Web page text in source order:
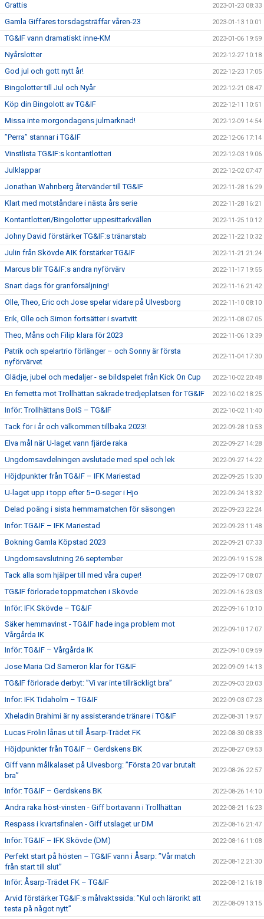
Grattis 2023-01-23 08:33
Gamla Giffares torsdagsträffar våren-23 2023-01-13 10:01
TG&IF vann dramatiskt inne-KM 2023-01-06 19:59
Nyårslotter 2022-12-27 10:18
God jul och gott nytt år! 2022-12-23 17:05
Bingolotter till Jul och Nyår 2022-12-21 08:47
Köp din Bingolott av TG&IF 2022-12-11 10:51
Missa inte morgondagens julmarknad! 2022-12-09 14:54
”Perra” stannar i TG&IF 2022-12-06 17:14
Vinstlista TG&IF:s kontantlotteri 2022-12-03 19:06
Julklappar 2022-12-02 07:47
Jonathan Wahnberg återvänder till TG&IF 2022-11-28 16:29
Klart med motståndare i nästa års serie 2022-11-28 16:21
Kontantlotteri/Bingolotter uppesittarkvällen 2022-11-25 10:12
Johny David förstärker TG&IF:s tränarstab 2022-11-22 10:32
Julin från Skövde AIK förstärker TG&IF 2022-11-21 21:24
Marcus blir TG&IF:s andra nyförvärv 2022-11-17 19:55
Snart dags för granförsäljning! 2022-11-16 21:42
Olle, Theo, Eric och Jose spelar vidare på Ulvesborg 2022-11-10 08:10
Erik, Olle och Simon fortsätter i svartvitt 2022-11-08 07:05
Theo, Måns och Filip klara för 2023 2022-11-06 13:39
Patrik och spelartrio förlänger – och Sonny är första
nyförvärvet
2022-11-04 17:30
Glädje, jubel och medaljer - se bildspelet från Kick On Cup 2022-10-02 20:48
En femetta mot Trollhättan säkrade tredjeplatsen för TG&IF 2022-10-02 18:25
Inför: Trollhättans BoIS – TG&IF 2022-10-02 11:40
Tack för i år och välkommen tillbaka 2023! 2022-09-28 10:53
Elva mål när U-laget vann fjärde raka 2022-09-27 14:28
Ungdomsavdelningen avslutade med spel och lek 2022-09-27 14:22
Höjdpunkter från TG&IF – IFK Mariestad 2022-09-25 15:30
U-laget upp i topp efter 5–0-seger i Hjo 2022-09-24 13:32
Delad poäng i sista hemmamatchen för säsongen 2022-09-23 22:24
Inför: TG&IF – IFK Mariestad 2022-09-23 11:48
Bokning Gamla Köpstad 2023 2022-09-21 07:33
Ungdomsavslutning 26 september 2022-09-19 15:28
Tack alla som hjälper till med våra cuper! 2022-09-17 08:07
TG&IF förlorade toppmatchen i Skövde 2022-09-16 23:03
Inför: IFK Skövde – TG&IF 2022-09-16 10:10
Säker hemmavinst - TG&IF hade inga problem mot
Vårgårda IK
2022-09-10 17:07
Inför: TG&IF – Vårgårda IK 2022-09-10 09:59
Jose Maria Cid Sameron klar för TG&IF 2022-09-09 14:13
TG&IF förlorade derbyt: ”Vi var inte tillräckligt bra” 2022-09-03 20:03
Inför: IFK Tidaholm – TG&IF 2022-09-03 07:23
Xheladin Brahimi är ny assisterande tränare i TG&IF 2022-08-31 19:57
Lucas Frölin lånas ut till Åsarp-Trädet FK 2022-08-30 08:33
Höjdpunkter från TG&IF – Gerdskens BK 2022-08-27 09:53
Giff vann målkalaset på Ulvesborg: ”Första 20 var brutalt
bra”
2022-08-26 22:57
Inför: TG&IF – Gerdskens BK 2022-08-26 14:10
Andra raka höst-vinsten - Giff bortavann i Trollhättan 2022-08-21 16:23
Respass i kvartsfinalen - Giff utslaget ur DM 2022-08-16 21:47
Inför: TG&IF – IFK Skövde (DM) 2022-08-16 11:08
Perfekt start på hösten – TG&IF vann i Åsarp: ”Vår match
från start till slut”
2022-08-12 21:30
Inför: Åsarp-Trädet FK – TG&IF 2022-08-12 16:18
Arvid förstärker TG&IF:s målvaktssida: ”Kul och lärorikt att
testa på något nytt”
2022-08-09 13:15